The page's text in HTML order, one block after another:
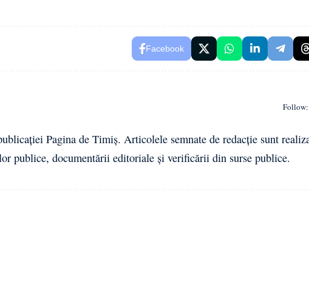
Facebook
Follow:
Pagina de Timiș. Articolele semnate de redacție sunt
publice, documentării editoriale și verificării din surse publice.